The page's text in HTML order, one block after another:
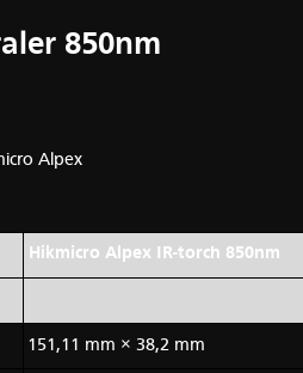
850nm
Alpex
Hikmicro Alpex IR-torch 850nm
151,11 mm × 38,2 mm